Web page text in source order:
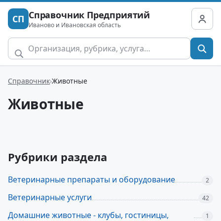
СП Справочник Предприятий
Иваново и Ивановская область
Справочник Животные
Животные
Рубрики раздела
Ветеринарные препараты и оборудование 2
Ветеринарные услуги 42
Домашние животные - клубы, гостиницы,
1